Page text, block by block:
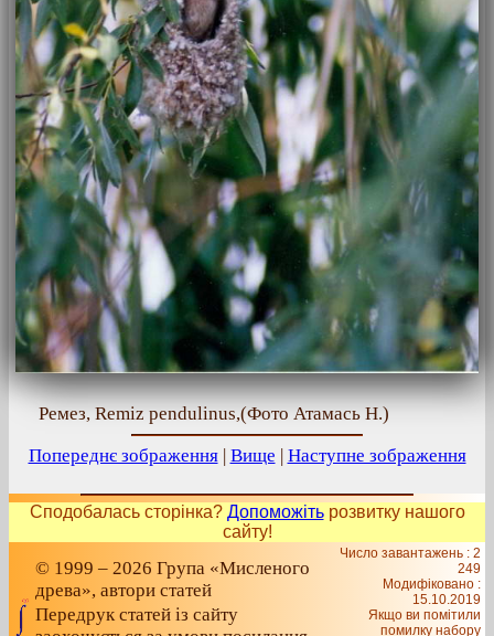
Ремез, Remiz pendulinus,(Фото Атамась Н.)
Попереднє зображення| Вище | Наступне зображення
Сподобалась сторінка? Допоможітьрозвитку нашого
сайту!
© 1999 – 2026 Група «Мисленого
древа», автори статей
Передрук статей із сайту
Число завантажень : 2
249
Модифіковано :
15.10.2019
Якщо ви помітили
помилку набору